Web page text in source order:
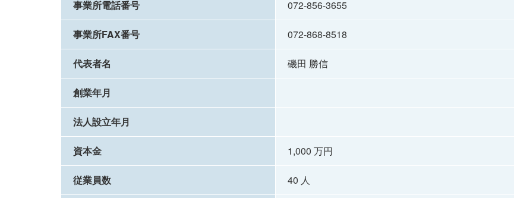
事業所電話番号 072-856-3655
事業所FAX番号 072-868-8518
代表者名 磯田 勝信
創業年月
法人設立年月
資本金 1,000 万円
従業員数 40 人